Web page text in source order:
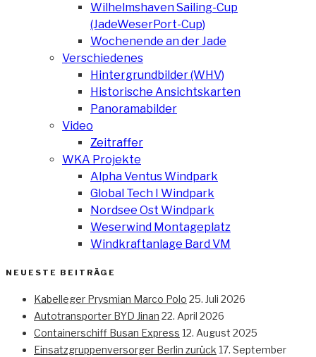
Wilhelmshaven Sailing-Cup
(JadeWeserPort-Cup)
Wochenende an der Jade
Verschiedenes
Hintergrundbilder (WHV)
Historische Ansichtskarten
Panoramabilder
Video
Zeitraffer
WKA Projekte
Alpha Ventus Windpark
Global Tech I Windpark
Nordsee Ost Windpark
Weserwind Montageplatz
Windkraftanlage Bard VM
NEUESTE BEITRÄGE
Kabelleger Prysmian Marco Polo 25. Juli 2026
Autotransporter BYD Jinan 22. April 2026
Containerschiff Busan Express 12. August 2025
Einsatzgruppenversorger Berlin zurück 17. September